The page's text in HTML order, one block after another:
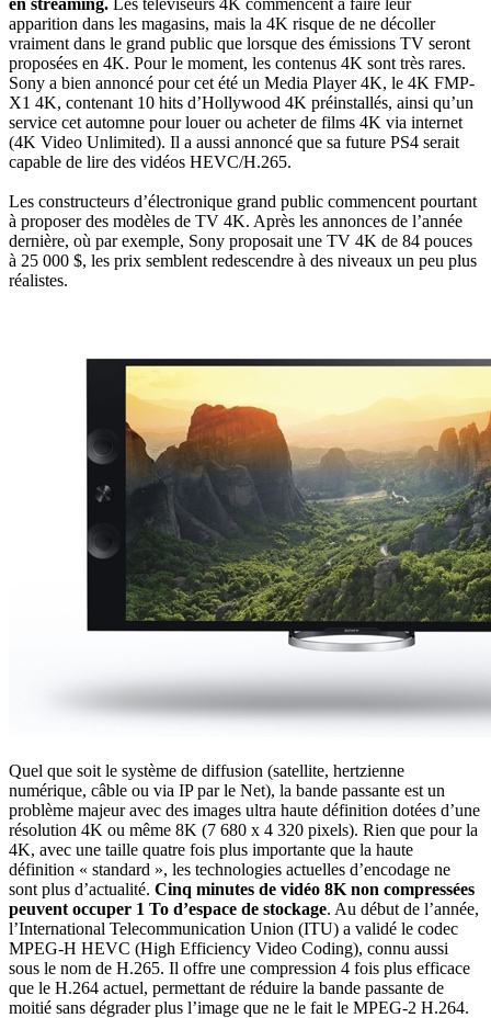
apparition dans les magasins, mais la 4K risque de ne décoller
vraiment dans le grand public que lorsque des émissions TV seront
proposées en 4K. Pour le moment, les contenus 4K sont très rares.
Sony a bien annoncé pour cet été un Media Player 4K, le 4K FMP-
X1 4K, contenant 10 hits d’Hollywood 4K préinstallés, ainsi qu’un
service cet automne pour louer ou acheter de films 4K via internet
(4K Video Unlimited). Il a aussi annoncé que sa future PS4 serait
capable de lire des vidéos HEVC/H.265.
Les constructeurs d’électronique grand public commencent pourtant
à proposer des modèles de TV 4K. Après les annonces de l’année
dernière, où par exemple, Sony proposait une TV 4K de 84 pouces
à 25 000 $, les prix semblent redescendre à des niveaux un peu plus
réalistes.
Quel que soit le système de diffusion (satellite, hertzienne
numérique, câble ou via IP par le Net), la bande passante est un
problème majeur avec des images ultra haute définition dotées d’une
résolution 4K ou même 8K (7 680 x 4 320 pixels). Rien que pour la
4K, avec une taille quatre fois plus importante que la haute
définition « standard », les technologies actuelles d’encodage ne
sont plus d’actualité. Cinq minutes de vidéo 8K non compressées
peuvent occuper 1 To d’espace de stockage. Au début de l’année,
l’International Telecommunication Union (ITU) a validé le codec
MPEG-H HEVC (High Efficiency Video Coding), connu aussi
sous le nom de H.265. Il offre une compression 4 fois plus efficace
que le H.264 actuel, permettant de réduire la bande passante de
moitié sans dégrader plus l’image que ne le fait le MPEG-2 H.264.